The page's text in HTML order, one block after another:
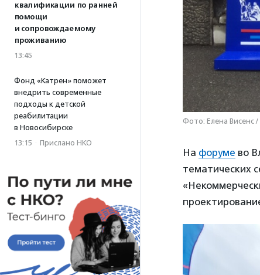
квалификации по ранней
помощи
и сопровождаемому
проживанию
13:45
Фонд «Катрен» поможет
внедрить современные
подходы к детской
реабилитации
в Новосибирске
13:15 · Прислано НКО
Фото: Елена Висенс
На форуме во
тематических